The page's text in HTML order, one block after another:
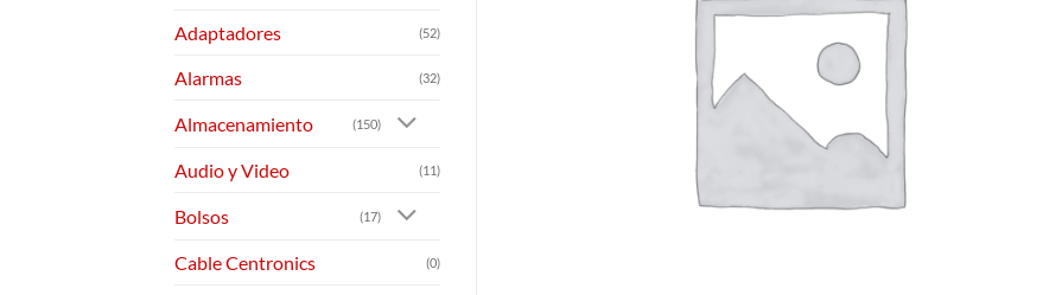
Adaptadores (52)
Alarmas (32)
Almacenamiento (150)
Audio y Video (11)
Bolsos (17)
Cable Centronics (0)